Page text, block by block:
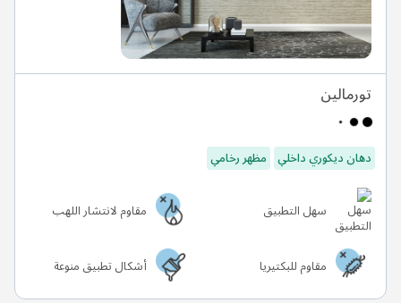
تورمالين
دهان ديكوري داخلي مظهر رخامي
سهل التطبيق مقاوم لانتشار اللهب
مقاوم للبكتيريا أشكال تطبيق منوعة